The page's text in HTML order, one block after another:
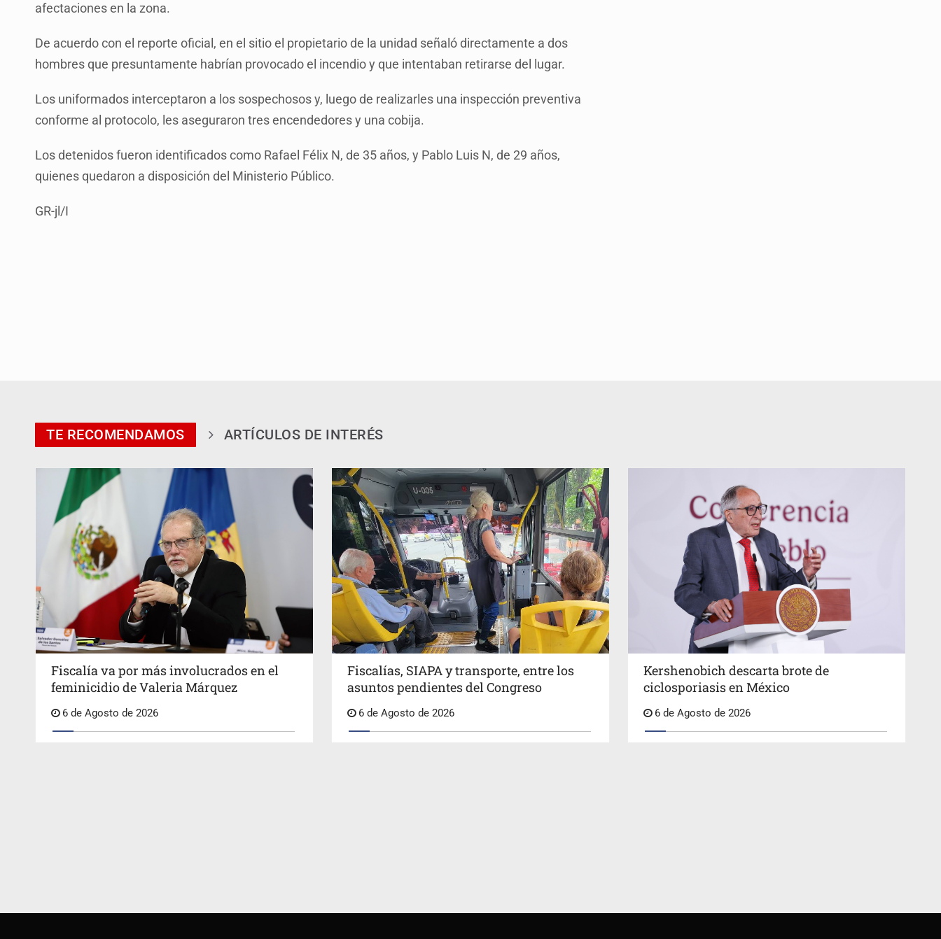
afectaciones en la zona.
De acuerdo con el reporte oficial, en el sitio el propietario de la unidad señaló directamente a dos
hombres que presuntamente habrían provocado el incendio y que intentaban retirarse del lugar.
Los uniformados interceptaron a los sospechosos y, luego de realizarles una inspección preventiva
conforme al protocolo, les aseguraron tres encendedores y una cobija.
Los detenidos fueron identificados como Rafael Félix N, de 35 años, y Pablo Luis N, de 29 años,
quienes quedaron a disposición del Ministerio Público.
GR-jl/I
TE RECOMENDAMOS ARTÍCULOS DE INTERÉS
Fiscalía va por más involucrados en el
feminicidio de Valeria Márquez
6 de Agosto de 2026
Fiscalías, SIAPA y transporte, entre los
asuntos pendientes del Congreso
6 de Agosto de 2026
Kershenobich descarta brote de
ciclosporiasis en México
6 de Agosto de 2026